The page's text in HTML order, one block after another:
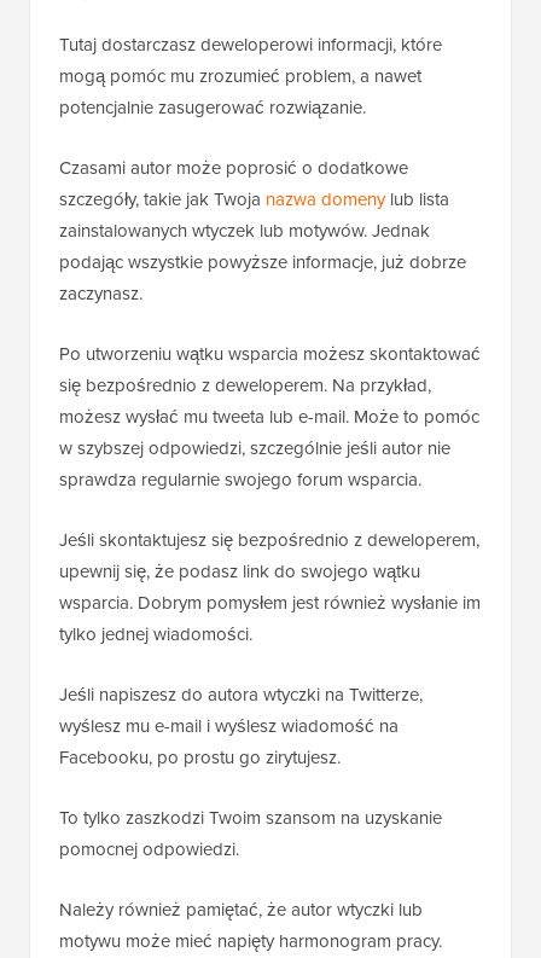
Tutaj dostarczasz deweloperowi informacji, które
mogą pomóc mu zrozumieć problem, a nawet
potencjalnie zasugerować rozwiązanie.
Czasami autor może poprosić o dodatkowe
szczegóły, takie jak Twoja nazwa domenylub lista
zainstalowanych wtyczek lub motywów. Jednak
podając wszystkie powyższe informacje, już dobrze
zaczynasz.
Po utworzeniu wątku wsparcia możesz skontaktować
się bezpośrednio z deweloperem. Na przykład,
możesz wysłać mu tweeta lub e-mail. Może to pomóc
w szybszej odpowiedzi, szczególnie jeśli autor nie
sprawdza regularnie swojego forum wsparcia.
Jeśli skontaktujesz się bezpośrednio z deweloperem,
upewnij się, że podasz link do swojego wątku
wsparcia. Dobrym pomysłem jest również wysłanie im
tylko jednej wiadomości.
Jeśli napiszesz do autora wtyczki na Twitterze,
wyślesz mu e-mail i wyślesz wiadomość na
Facebooku, po prostu go zirytujesz.
To tylko zaszkodzi Twoim szansom na uzyskanie
pomocnej odpowiedzi.
Należy również pamiętać, że autor wtyczki lub
motywu może mieć napięty harmonogram pracy.